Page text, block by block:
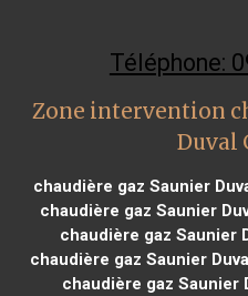
Téléphone:
Zone intervention
Duval
chaudière gaz Saunier
chaudière gaz Saunier
chaudière gaz Saunier
chaudière gaz Saunier
chaudière gaz Saunier